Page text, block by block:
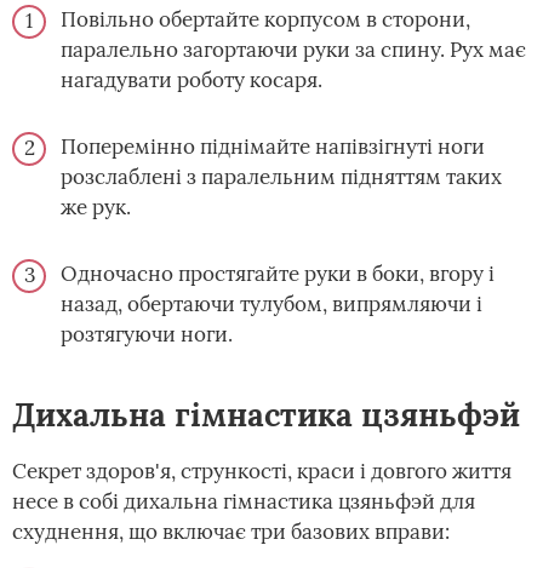
Повільно обертайте корпусом в сторони,
паралельно загортаючи руки за спину. Рух має
нагадувати роботу косаря.
Поперемінно піднімайте напівзігнуті ноги
розслаблені з паралельним підняттям таких
же рук.
Одночасно простягайте руки в боки, вгору і
назад, обертаючи тулубом, випрямляючи і
розтягуючи ноги.
Дихальна гімнастика цзяньфэй
Секрет здоров'я, стрункості, краси і довгого життя
несе в собі дихальна гімнастика цзяньфэй для
схуднення, що включає три базових вправи: